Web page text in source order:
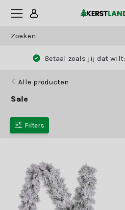
Betaal zoals jij dat wilt:
Alle producten
Sale
Filters